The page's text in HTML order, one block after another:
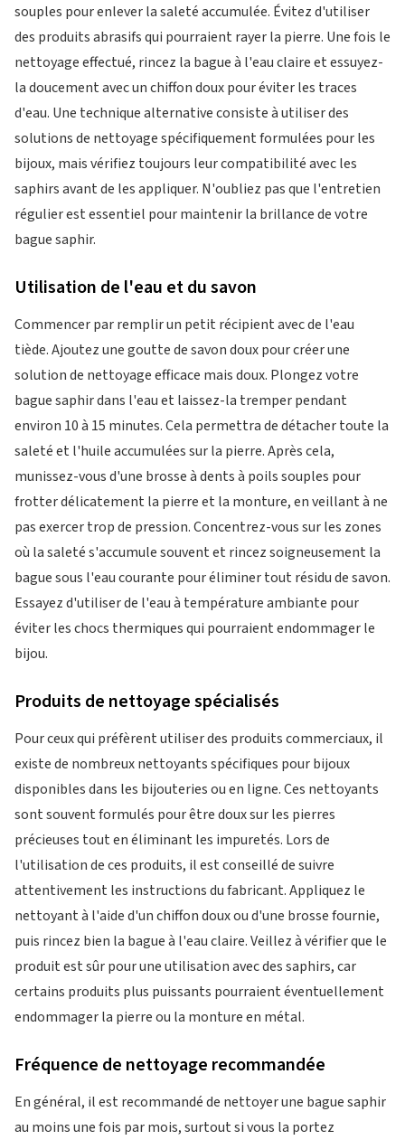
souples pour enlever la saleté accumulée. Évitez d'utiliser
des produits abrasifs qui pourraient rayer la pierre. Une fois le
nettoyage effectué, rincez la bague à l'eau claire et essuyez-
la doucement avec un chiffon doux pour éviter les traces
d'eau. Une technique alternative consiste à utiliser des
solutions de nettoyage spécifiquement formulées pour les
bijoux, mais vérifiez toujours leur compatibilité avec les
saphirs avant de les appliquer. N'oubliez pas que l'entretien
régulier est essentiel pour maintenir la brillance de votre
bague saphir.
Utilisation de l'eau et du savon
Commencer par remplir un petit récipient avec de l'eau
tiède. Ajoutez une goutte de savon doux pour créer une
solution de nettoyage efficace mais doux. Plongez votre
bague saphir dans l'eau et laissez-la tremper pendant
environ 10 à 15 minutes. Cela permettra de détacher toute la
saleté et l'huile accumulées sur la pierre. Après cela,
munissez-vous d'une brosse à dents à poils souples pour
frotter délicatement la pierre et la monture, en veillant à ne
pas exercer trop de pression. Concentrez-vous sur les zones
où la saleté s'accumule souvent et rincez soigneusement la
bague sous l'eau courante pour éliminer tout résidu de savon.
Essayez d'utiliser de l'eau à température ambiante pour
éviter les chocs thermiques qui pourraient endommager le
bijou.
Produits de nettoyage spécialisés
Pour ceux qui préfèrent utiliser des produits commerciaux, il
existe de nombreux nettoyants spécifiques pour bijoux
disponibles dans les bijouteries ou en ligne. Ces nettoyants
sont souvent formulés pour être doux sur les pierres
précieuses tout en éliminant les impuretés. Lors de
l'utilisation de ces produits, il est conseillé de suivre
attentivement les instructions du fabricant. Appliquez le
nettoyant à l'aide d'un chiffon doux ou d'une brosse fournie,
puis rincez bien la bague à l'eau claire. Veillez à vérifier que le
produit est sûr pour une utilisation avec des saphirs, car
certains produits plus puissants pourraient éventuellement
endommager la pierre ou la monture en métal.
Fréquence de nettoyage recommandée
En général, il est recommandé de nettoyer une bague saphir
au moins une fois par mois, surtout si vous la portez